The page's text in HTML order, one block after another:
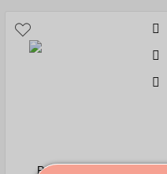
Passalacqua Amabile